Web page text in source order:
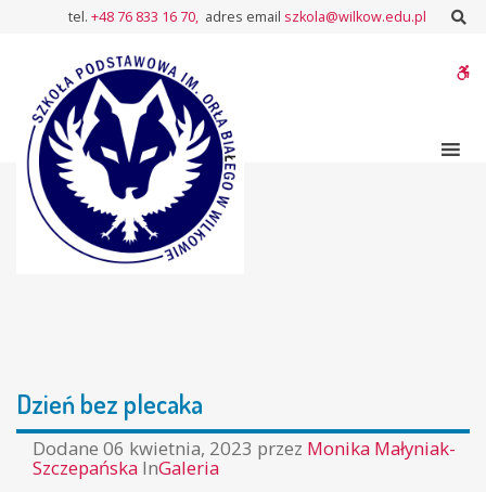
plecaka
tel. +48 76 833 16 70, adres email szkola@wilkow.edu.pl
Dzień bez plecaka
Dodane 06 kwietnia, 2023 przez Monika Małyniak-
Szczepańska InGaleria